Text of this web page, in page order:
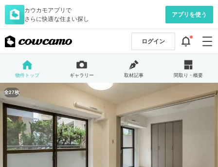
カウカモアプリで
さらに快適な住まい探し
アプリを使う
ログイン
物件トップ ギャラリー 取材記事 間取り・概要
全27枚